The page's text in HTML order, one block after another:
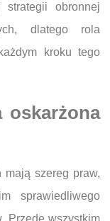
strategii obronnej
dlatego rola
kroku tego
oskarżona
mają szereg praw,
sprawiedliwego
Przede wszystkim